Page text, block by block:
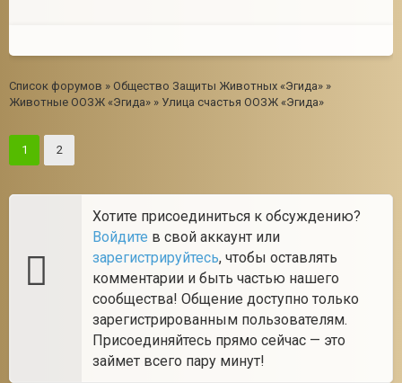
Список форумов » Общество Защиты Животных «Эгида» »
Животные ООЗЖ «Эгида» » Улица счастья ООЗЖ «Эгида»
1 2
Хотите присоединиться к обсуждению?
Войдите в свой аккаунт или
зарегистрируйтесь, чтобы оставлять
комментарии и быть частью нашего
сообщества! Общение доступно только
зарегистрированным пользователям.
Присоединяйтесь прямо сейчас — это
займет всего пару минут!